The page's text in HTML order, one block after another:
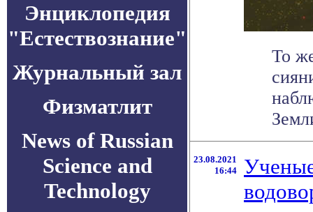
Энциклопедия
"Естествознание"
Журнальный зал
Физматлит
News of Russian
Science and
Technology
То
23.08.2021
16:44